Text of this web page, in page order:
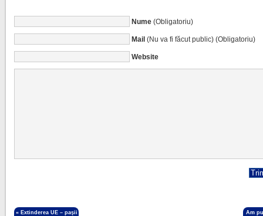
Nume(Obligatoriu)
Mail(Nu va fi făcut public) (Obligatoriu)
Website
« Extinderea UE – paşii
Am